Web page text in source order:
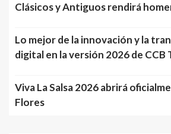
Clásicos y Antiguos rendirá
Lo mejor de la innovación y la
digital en la versión 2026 de CCB
Viva La Salsa 2026 abrirá
Flores